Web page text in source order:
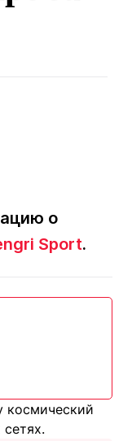
о
Sport.
космический